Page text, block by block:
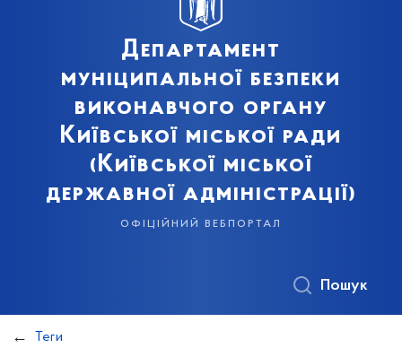
Департамент
муніципальної безпеки
виконавчого органу
Київської міської ради
(Київської міської
державної адміністрації)
офіційний вебпортал
Пошук
Теги